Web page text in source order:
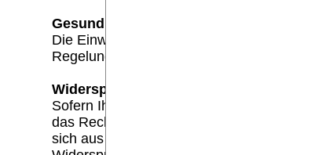
Gesundheitsdaten Art. 9 Abs 2a DSGVO:
Die Einwilligung zur Verarbeitung von
Regelungen des SGB. Diese Einwilligung
Widerspruchsrecht
Sofern Ihre personenbezogenen Daten
das Recht, gemäß Art. 21 DSGVO
sich aus Ihrer besonderen Situation